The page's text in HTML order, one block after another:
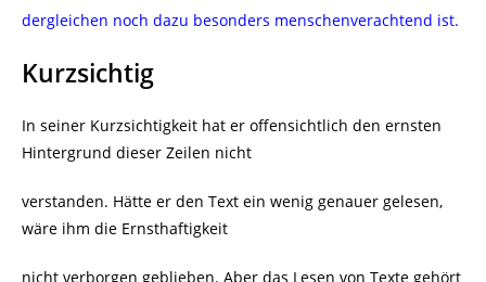
dergleichen noch dazu besonders menschenverachtend ist.
Kurzsichtig
In seiner Kurzsichtigkeit hat er offensichtlich den ernsten
Hintergrund dieser Zeilen nicht
verstanden. Hätte er den Text ein wenig genauer gelesen,
wäre ihm die Ernsthaftigkeit
nicht verborgen geblieben. Aber das Lesen von Texte gehört